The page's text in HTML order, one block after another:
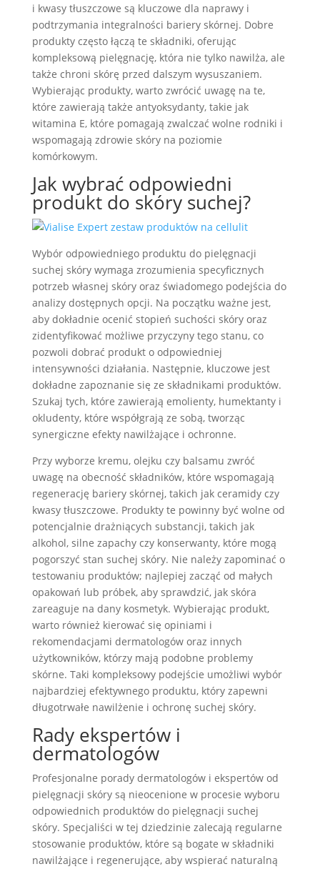
i kwasy tłuszczowe są kluczowe dla naprawy i
podtrzymania integralności bariery skórnej. Dobre
produkty często łączą te składniki, oferując
kompleksową pielęgnację, która nie tylko nawilża, ale
także chroni skórę przed dalszym wysuszaniem.
Wybierając produkty, warto zwrócić uwagę na te,
które zawierają także antyoksydanty, takie jak
witamina E, które pomagają zwalczać wolne rodniki i
wspomagają zdrowie skóry na poziomie
komórkowym.
Jak wybrać odpowiedni
produkt do skóry suchej?
Wybór odpowiedniego produktu do pielęgnacji
suchej skóry wymaga zrozumienia specyficznych
potrzeb własnej skóry oraz świadomego podejścia do
analizy dostępnych opcji. Na początku ważne jest,
aby dokładnie ocenić stopień suchości skóry oraz
zidentyfikować możliwe przyczyny tego stanu, co
pozwoli dobrać produkt o odpowiedniej
intensywności działania. Następnie, kluczowe jest
dokładne zapoznanie się ze składnikami produktów.
Szukaj tych, które zawierają emolienty, humektanty i
okludenty, które współgrają ze sobą, tworząc
synergiczne efekty nawilżające i ochronne.
Przy wyborze kremu, olejku czy balsamu zwróć
uwagę na obecność składników, które wspomagają
regenerację bariery skórnej, takich jak ceramidy czy
kwasy tłuszczowe. Produkty te powinny być wolne od
potencjalnie drażniących substancji, takich jak
alkohol, silne zapachy czy konserwanty, które mogą
pogorszyć stan suchej skóry. Nie należy zapominać o
testowaniu produktów; najlepiej zacząć od małych
opakowań lub próbek, aby sprawdzić, jak skóra
zareaguje na dany kosmetyk. Wybierając produkt,
warto również kierować się opiniami i
rekomendacjami dermatologów oraz innych
użytkowników, którzy mają podobne problemy
skórne. Taki kompleksowy podejście umożliwi wybór
najbardziej efektywnego produktu, który zapewni
długotrwałe nawilżenie i ochronę suchej skóry.
Rady ekspertów i
dermatologów
Profesjonalne porady dermatologów i ekspertów od
pielęgnacji skóry są nieocenione w procesie wyboru
odpowiednich produktów do pielęgnacji suchej
skóry. Specjaliści w tej dziedzinie zalecają regularne
stosowanie produktów, które są bogate w składniki
nawilżające i regenerujące, aby wspierać naturalną